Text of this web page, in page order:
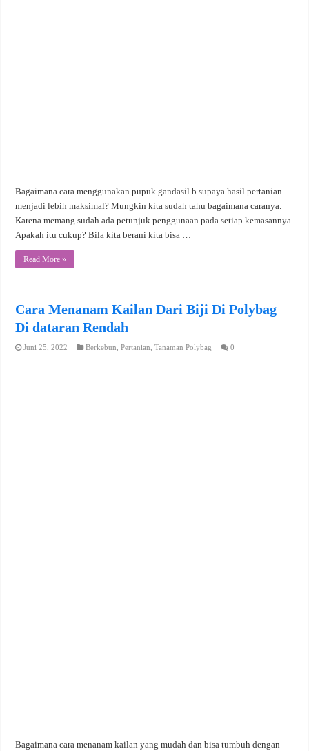
Bagaimana cara menggunakan pupuk gandasil b supaya hasil pertanian
menjadi lebih maksimal? Mungkin kita sudah tahu bagaimana caranya.
Karena memang sudah ada petunjuk penggunaan pada setiap kemasannya.
Apakah itu cukup? Bila kita berani kita bisa …
Read More »
Cara Menanam Kailan Dari Biji Di Polybag
Di dataran Rendah
Juni 25, 2022 Berkebun ,Pertanian ,Tanaman Polybag 0
Bagaimana cara menanam kailan yang mudah dan bisa tumbuh dengan